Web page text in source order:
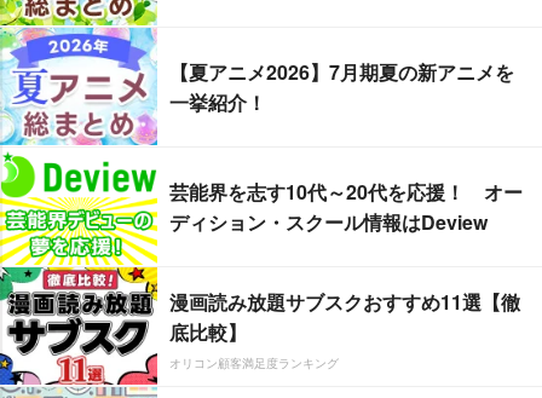
【夏アニメ2026】7月期夏の新アニメを
一挙紹介！
芸能界を志す10代～20代を応援！ オー
ディション・スクール情報はDeview
漫画読み放題サブスクおすすめ11選【徹
底比較】
オリコン顧客満足度ランキング